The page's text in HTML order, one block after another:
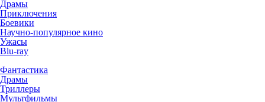
Драмы
Приключения
Боевики
Научно-популярное кино
Ужасы
Blu-ray
Фантастика
Драмы
Триллеры
Мультфильмы